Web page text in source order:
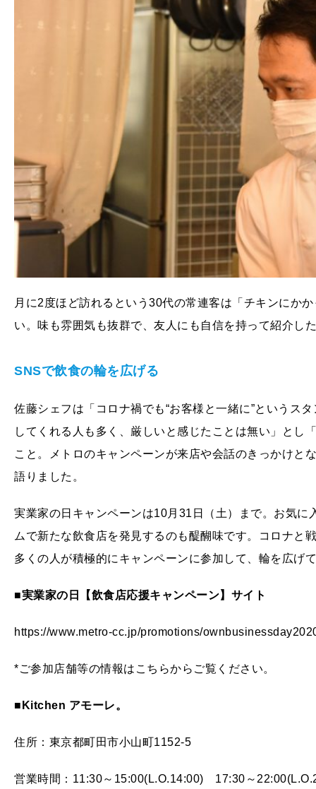
月に2度ほど訪れるという30代の常連客は「チキンにか
い。味も雰囲気も抜群で、友人にも自信を持って紹介し
SNSで飲食の輪を広げる
佐藤シェフは「コロナ禍でも“お客様と一緒に”というス
してくれる人も多く、厳しいと感じたことは無い」とし
こと。メトロのキャンペーンが来店や会話のきっかけと
語りました。
実業家の日キャンペーンは10月31日（土）まで。お気
ムで新たな飲食店を発見するのも醍醐味です。コロナと
多くの人が積極的にキャンペーンに参加して、輪を広げ
■実業家の日【飲食店応援キャンペーン】サイト
https://www.metro-cc.jp/promotions/
*ご参加店舗等の情報はこちらからご覧ください。
■Kitchen アモーレ。
住所：東京都町田市小山町1152-5
営業時間：11:30～15:00(L.O.14:00) 17:30～